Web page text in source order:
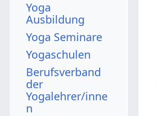
Yoga
Ausbildung
Yoga Seminare
Yogaschulen
Berufsverband
der
Yogalehrer/inne
n